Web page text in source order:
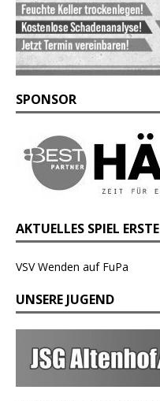
SPONSOR
AKTUELLES SPIEL ERSTE
VSV Wenden auf FuPa
UNSERE JUGEND